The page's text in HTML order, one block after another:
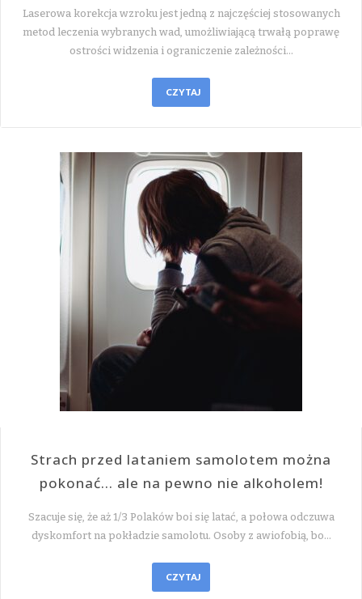
Laserowa korekcja wzroku jest jedną z najczęściej stosowanych
metod leczenia wybranych wad, umożliwiającą trwałą poprawę
ostrości widzenia i ograniczenie zależności…
CZYTAJ
Strach przed lataniem samolotem można
pokonać… ale na pewno nie alkoholem!
Szacuje się, że aż 1/3 Polaków boi się latać, a połowa odczuwa
dyskomfort na pokładzie samolotu. Osoby z awiofobią, bo…
CZYTAJ